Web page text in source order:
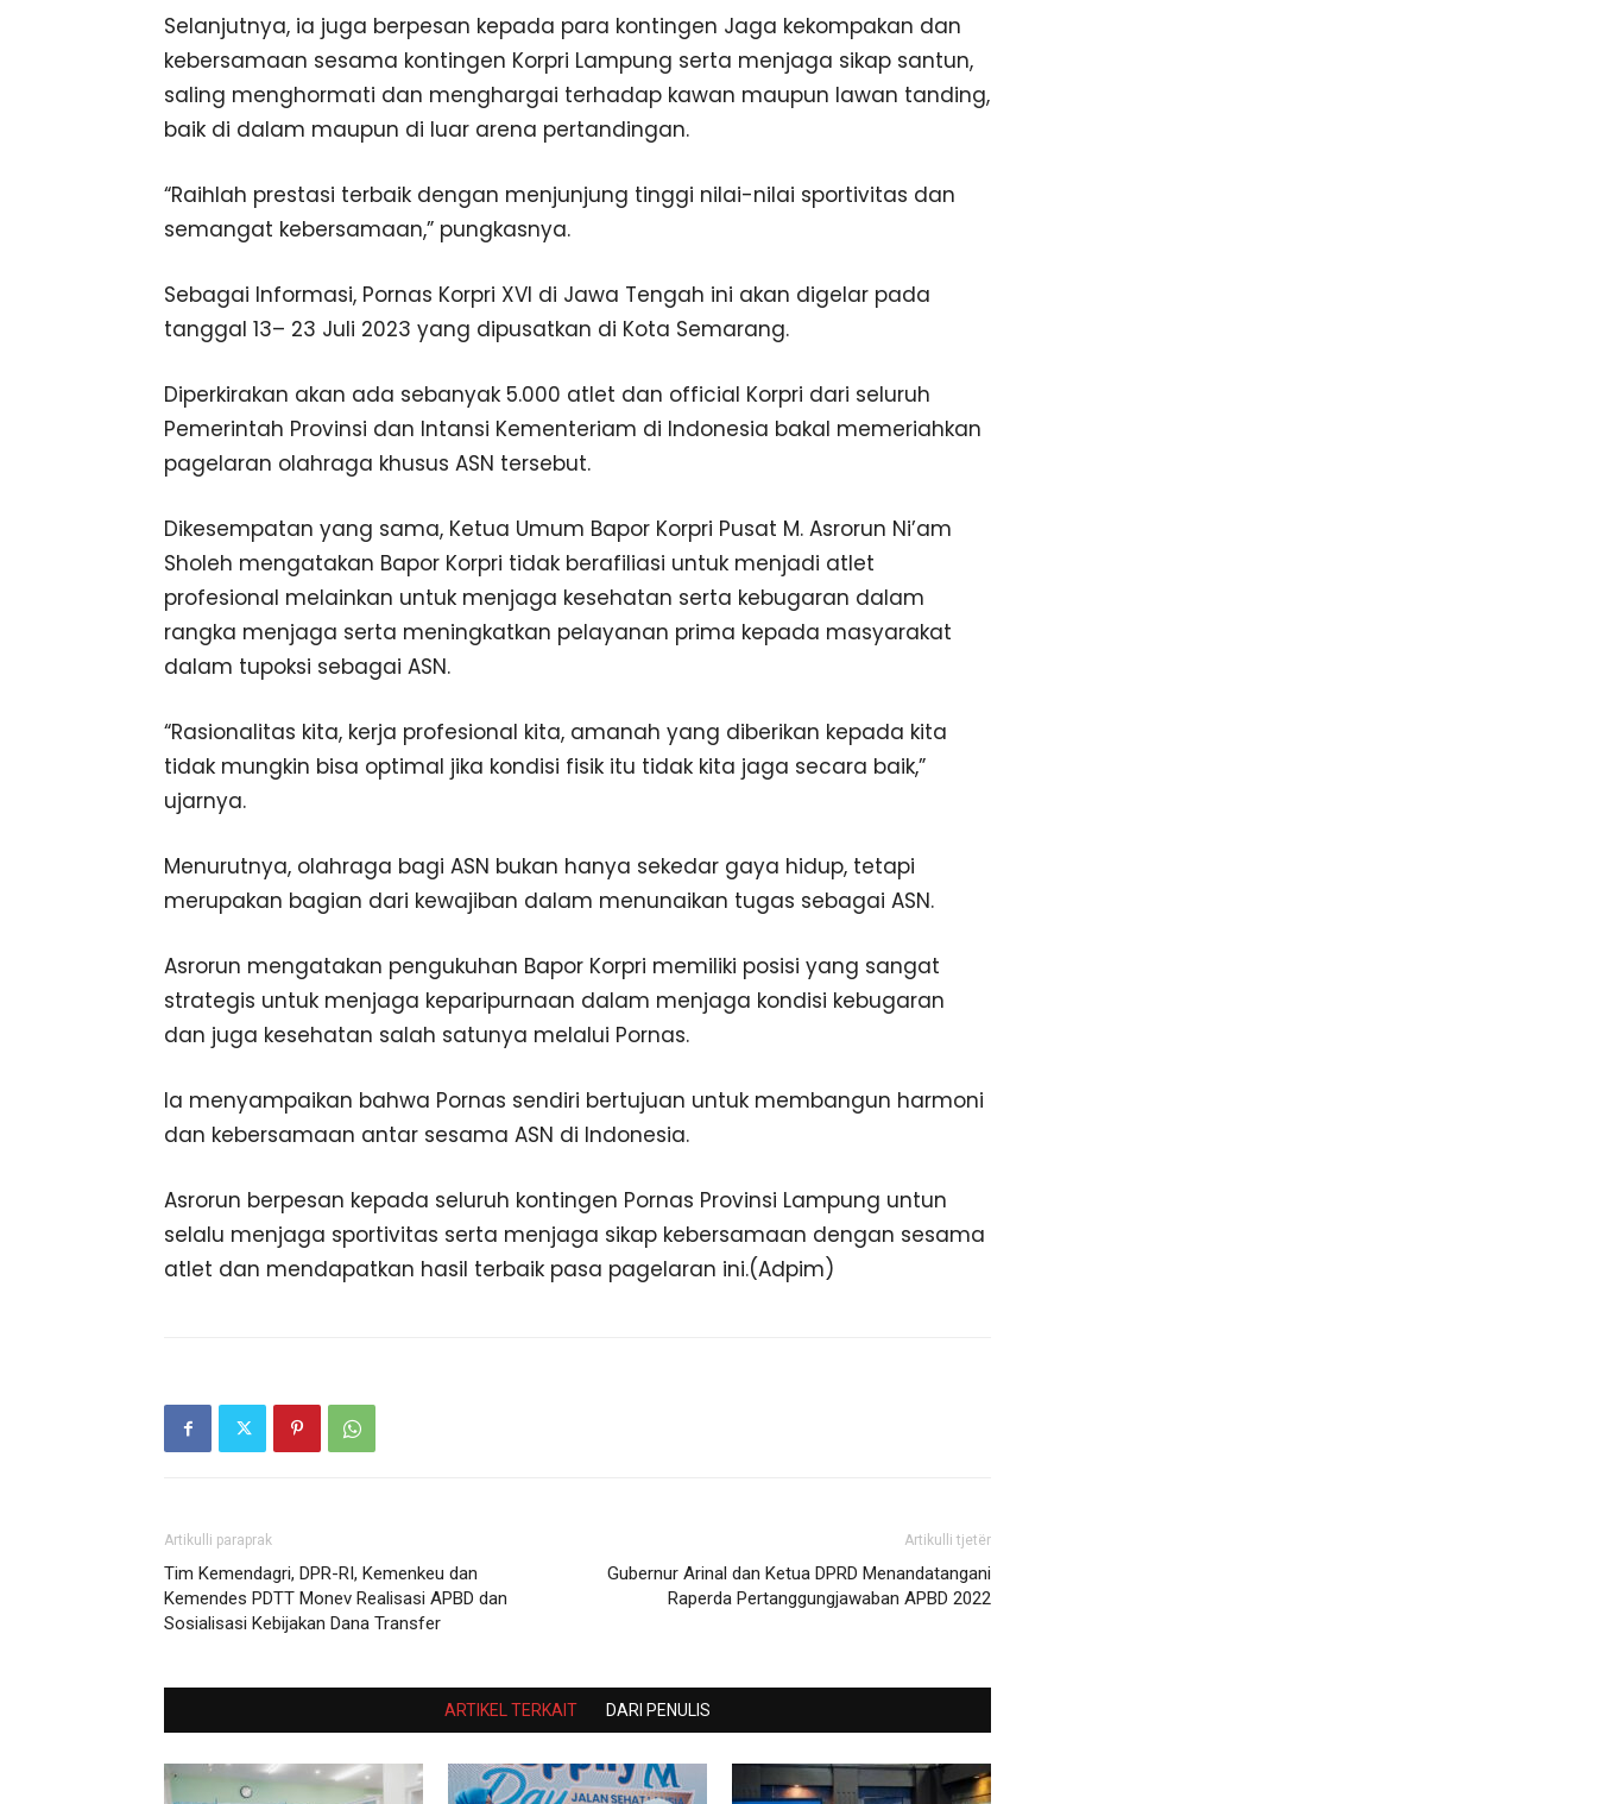
Selanjutnya, ia juga berpesan kepada para kontingen Jaga kekompakan dan
kebersamaan sesama kontingen Korpri Lampung serta menjaga sikap santun,
saling menghormati dan menghargai terhadap kawan maupun lawan tanding,
baik di dalam maupun di luar arena pertandingan.
“Raihlah prestasi terbaik dengan menjunjung tinggi nilai-nilai sportivitas dan
semangat kebersamaan,” pungkasnya.
Sebagai Informasi, Pornas Korpri XVI di Jawa Tengah ini akan digelar pada
tanggal 13– 23 Juli 2023 yang dipusatkan di Kota Semarang.
Diperkirakan akan ada sebanyak 5.000 atlet dan official Korpri dari seluruh
Pemerintah Provinsi dan Intansi Kementeriam di Indonesia bakal memeriahkan
pagelaran olahraga khusus ASN tersebut.
Dikesempatan yang sama, Ketua Umum Bapor Korpri Pusat M. Asrorun Ni’am
Sholeh mengatakan Bapor Korpri tidak berafiliasi untuk menjadi atlet
profesional melainkan untuk menjaga kesehatan serta kebugaran dalam
rangka menjaga serta meningkatkan pelayanan prima kepada masyarakat
dalam tupoksi sebagai ASN.
“Rasionalitas kita, kerja profesional kita, amanah yang diberikan kepada kita
tidak mungkin bisa optimal jika kondisi fisik itu tidak kita jaga secara baik,”
ujarnya.
Menurutnya, olahraga bagi ASN bukan hanya sekedar gaya hidup, tetapi
merupakan bagian dari kewajiban dalam menunaikan tugas sebagai ASN.
Asrorun mengatakan pengukuhan Bapor Korpri memiliki posisi yang sangat
strategis untuk menjaga keparipurnaan dalam menjaga kondisi kebugaran
dan juga kesehatan salah satunya melalui Pornas.
Ia menyampaikan bahwa Pornas sendiri bertujuan untuk membangun harmoni
dan kebersamaan antar sesama ASN di Indonesia.
Asrorun berpesan kepada seluruh kontingen Pornas Provinsi Lampung untun
selalu menjaga sportivitas serta menjaga sikap kebersamaan dengan sesama
atlet dan mendapatkan hasil terbaik pasa pagelaran ini.(Adpim)
Artikulli paraprak
Tim Kemendagri, DPR-RI, Kemenkeu dan
Kemendes PDTT Monev Realisasi APBD dan
Sosialisasi Kebijakan Dana Transfer
Artikulli tjetër
Gubernur Arinal dan Ketua DPRD Menandatangani
Raperda Pertanggungjawaban APBD 2022
ARTIKEL TERKAIT DARI PENULIS